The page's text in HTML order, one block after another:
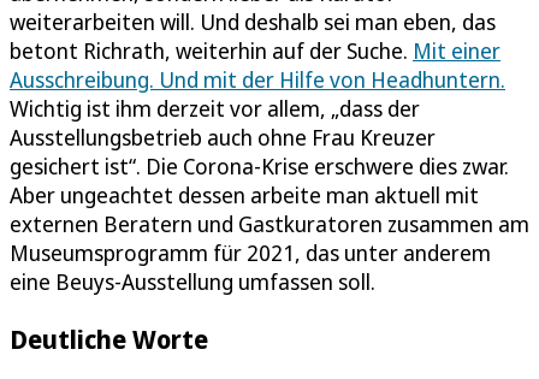
weiterarbeiten will. Und deshalb sei man eben, das
betont Richrath, weiterhin auf der Suche. Mit einer
Ausschreibung. Und mit der Hilfe von Headhuntern.
Wichtig ist ihm derzeit vor allem, „dass der
Ausstellungsbetrieb auch ohne Frau Kreuzer
gesichert ist“. Die Corona-Krise erschwere dies zwar.
Aber ungeachtet dessen arbeite man aktuell mit
externen Beratern und Gastkuratoren zusammen am
Museumsprogramm für 2021, das unter anderem
eine Beuys-Ausstellung umfassen soll.
Deutliche Worte